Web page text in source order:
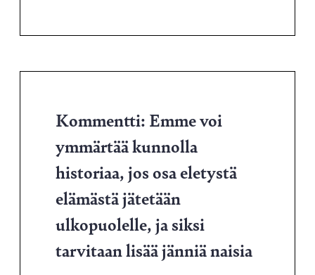
Kommentti: Emme voi
ymmärtää kunnolla
historiaa, jos osa eletystä
elämästä jätetään
ulkopuolelle, ja siksi
tarvitaan lisää jänniä naisia